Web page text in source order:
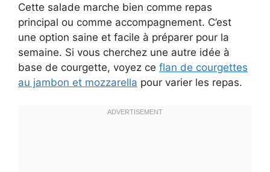
Cette salade marche bien comme repas
principal ou comme accompagnement. C’est
une option saine et facile à préparer pour la
semaine. Si vous cherchez une autre idée à
base de courgette, voyez ce flan de courgettes
au jambon et mozzarella pour varier les repas.